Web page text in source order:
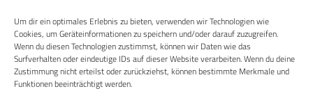
Um dir ein optimales Erlebnis zu bieten, verwenden wir Technologien wie
Cookies, um Geräteinformationen zu speichern und/oder darauf zuzugreifen.
Wenn du diesen Technologien zustimmst, können wir Daten wie das
Surfverhalten oder eindeutige IDs auf dieser Website verarbeiten. Wenn du deine
Zustimmung nicht erteilst oder zurückziehst, können bestimmte Merkmale und
Funktionen beeinträchtigt werden.
Straumann GmbH